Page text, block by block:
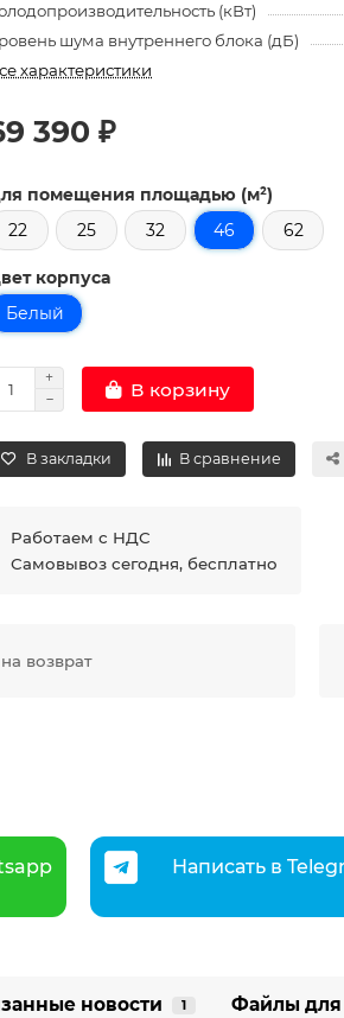
(кВт)
шума внутреннего блока (дБ)
характеристики
390 ₽
помещения площадью (м²)
22
25 32 46 62
корпуса
Белый
В корзину
В закладки В сравнение
Работаем с НДС
Самовывоз сегодня, бесплатно
возврат
Написать в
новости 1 Файлы для